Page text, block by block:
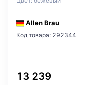
Allen Brau
Код товара: 292344
13 239